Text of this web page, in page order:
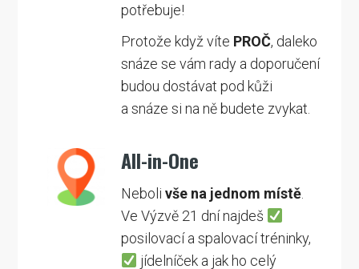
potřebuje!
Protože když víte PROČ, daleko
snáze se vám rady a doporučení
budou dostávat pod kůži
a snáze si na ně budete zvykat.
All-in-One
Neboli vše na jednom místě.
Ve Výzvě 21 dní najdeš
posilovací a spalovací tréninky,
jídelníček a jak ho celý